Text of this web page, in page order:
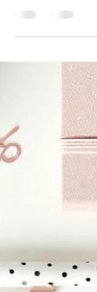
Téléchargez
mois de